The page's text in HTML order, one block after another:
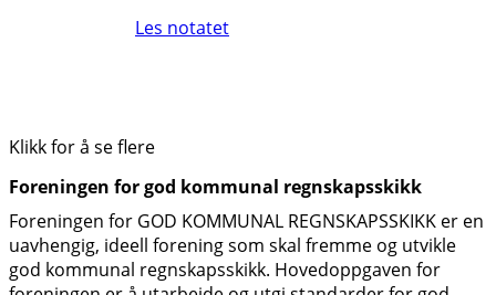
Les notatet
Klikk for å se flere
Foreningen for god kommunal regnskapsskikk
Foreningen for GOD KOMMUNAL REGNSKAPSSKIKK er en
uavhengig, ideell forening som skal fremme og utvikle
god kommunal regnskapsskikk. Hovedoppgaven for